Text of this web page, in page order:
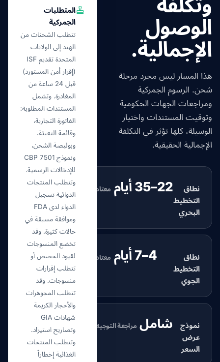
الوصول
الإجمالية.
هذا المسار ليس مجرد مرحلة
شحن. الرسوم الجمركية
ومراجعات الجهات الحكومية
وتوقيت المستندات واختيار
الوسيلة، كلها تؤثر في التكلفة
الإجمالية الحقيقية.
نطاق
التخطيط
البحري
22–35 أيام معتاد
نطاق
التخطيط
الجوي
4–7 أيام معتاد
نموذج
عرض
السعر
شامل مراجعة التوجيه
المتطلبات
الجمركية
تتطلب الشحنات من
الهند إلى الولايات
المتحدة تقديم ISF
(إقرار أمن المستورد)
قبل 24 ساعة من
المغادرة. وتشمل
المستندات المطلوبة:
الفاتورة التجارية،
وقائمة التعبئة،
وبوليصة الشحن،
ونموذج CBP 7501
للإدخالات الرسمية.
وتتطلب المنتجات
الدوائية تسجيل
الدواء لدى FDA
وموافقة مسبقة في
حالات كثيرة. وقد
تخضع المنسوجات
لقيود الحصص أو
تتطلب إقرارات
منسوجات. وقد
تتطلب المجوهرات
والأحجار الكريمة
شهادات GIA
وتصاريح استيراد.
وتتطلب المنتجات
الغذائية إخطاراً